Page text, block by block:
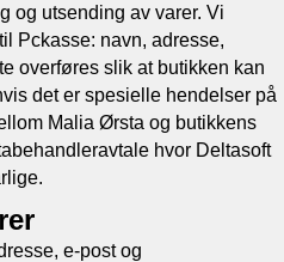
og utsending av varer. Vi
Pckasse: navn, adresse,
overføres slik at butikken kan
det er spesielle hendelser på
Malia Ørsta og butikkens
hvor Deltasoft
e-post og